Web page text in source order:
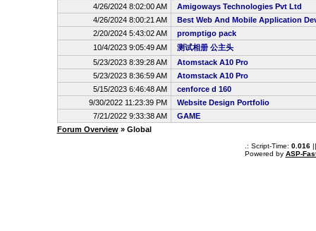
4/26/2024 8:02:00 AM
Amigoways Technologies Pvt Ltd
4/26/2024 8:00:21 AM
Best Web And Mobile Application
2/20/2024 5:43:02 AM
promptigo pack
10/4/2023 9:05:49 AM
测试相册 公主头
5/23/2023 8:39:28 AM
Atomstack A10 Pro
5/23/2023 8:36:59 AM
Atomstack A10 Pro
5/15/2023 6:46:48 AM
cenforce d 160
9/30/2022 11:23:39 PM
Website Design Portfolio
7/21/2022 9:33:38 AM
GAME
Forum Overview» Global
.: Script-Time: 0.016||
Powered by ASP-